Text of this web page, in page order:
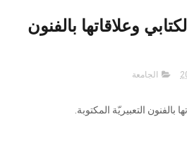
وعلاقاتها بالفنون
الجامعة
بالفنون التعبيريّة المكتوبة.